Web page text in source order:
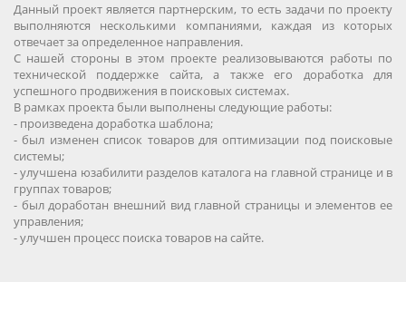
Данный проект является партнерским, то есть задачи по проекту
выполняются несколькими компаниями, каждая из которых
отвечает за определенное направления.
С нашей стороны в этом проекте реализовываются работы по
технической поддержке сайта, а также его доработка для
успешного продвижения в поисковых системах.
В рамках проекта были выполнены следующие работы:
- произведена доработка шаблона;
- был изменен список товаров для оптимизации под поисковые
системы;
- улучшена юзабилити разделов каталога на главной странице и в
группах товаров;
- был доработан внешний вид главной страницы и элементов ее
управления;
- улучшен процесс поиска товаров на сайте.